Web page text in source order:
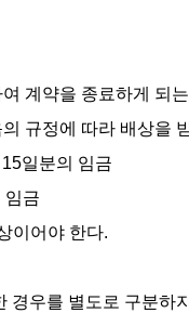
계약을 종료하게 되
규정에 따라 배상을
일분의 임금
임금
이어야 한다.
우를 별도로 구분하